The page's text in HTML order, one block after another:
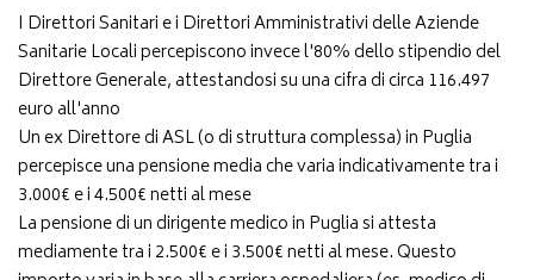
I Direttori Sanitari e i Direttori Amministrativi delle Aziende
Sanitarie Locali percepiscono invece l'80% dello stipendio del
Direttore Generale, attestandosi su una cifra di circa 116.497
euro all'anno
Un ex Direttore di ASL (o di struttura complessa) in Puglia
percepisce una pensione media che varia indicativamente tra i
3.000€ e i 4.500€ netti al mese
La pensione di un dirigente medico in Puglia si attesta
mediamente tra i 2.500€ e i 3.500€ netti al mese. Questo